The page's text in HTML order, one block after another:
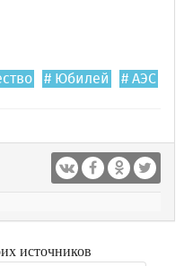
# Юбилей # АЭС
источников